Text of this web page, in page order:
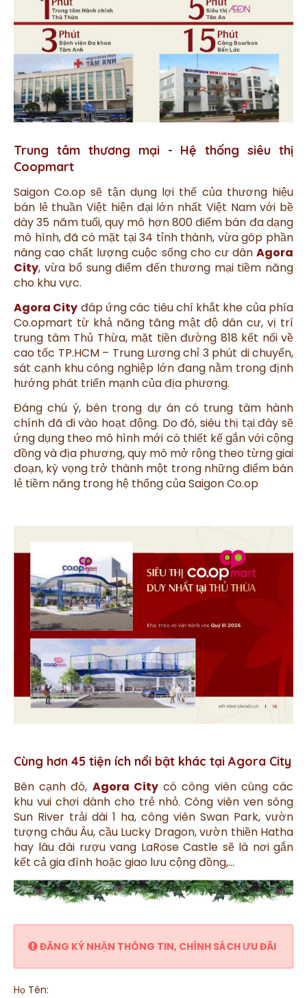
Trung tâm thương mại - Hệ thống siêu thị
Coopmart
Saigon Co.op sẽ tận dụng lợi thế của thương hiệu
bán lẻ thuần Việt hiện đại lớn nhất Việt Nam với bề
dày 35 năm tuổi, quy mô hơn 800 điểm bán đa dạng
mô hình, đã có mặt tại 34 tỉnh thành, vừa góp phần
nâng cao chất lượng cuộc sống cho cư dân Agora
City, vừa bổ sung điểm đến thương mại tiềm năng
cho khu vực.
Agora City đáp ứng các tiêu chí khắt khe của phía
Co.opmart từ khả năng tăng mật độ dân cư, vị trí
trung tâm Thủ Thừa, mặt tiền đường 818 kết nối về
cao tốc TP.HCM – Trung Lương chỉ 3 phút di chuyển,
sát cạnh khu công nghiệp lớn đang nằm trong định
hướng phát triển mạnh của địa phương.
Đáng chú ý, bên trong dự án có trung tâm hành
chính đã đi vào hoạt động. Do đó, siêu thị tại đây sẽ
ứng dụng theo mô hình mới có thiết kế gắn với cộng
đồng và địa phương, quy mô mở rộng theo từng giai
đoạn, kỳ vọng trở thành một trong những điểm bán
lẻ tiềm năng trong hệ thống của Saigon Co.op
Cùng hơn 45 tiện ích nổi bật khác tại Agora City
Bên cạnh đó, Agora Citycó công viên cùng các
khu vui chơi dành cho trẻ nhỏ. Công viên ven sông
Sun River trải dài 1 ha, công viên Swan Park, vườn
tượng châu Âu, cầu Lucky Dragon, vườn thiền Hatha
hay lâu đài rượu vang LaRose Castle sẽ là nơi gắn
kết cả gia đình hoặc giao lưu cộng đồng,...
ĐĂNG KÝ NHẬN THÔNG TIN, CHÍNH SÁCH ƯU ĐÃI
Họ Tên: